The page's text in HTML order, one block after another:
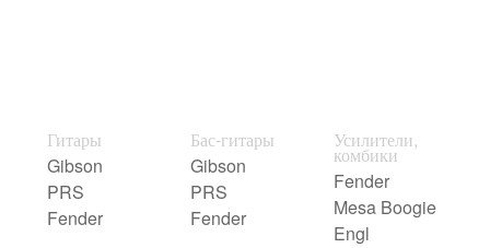
Гитары
Gibson
PRS
Fender
Бас-гитары
Gibson
PRS
Fender
Усилители,
комбики
Fender
Mesa Boogie
Engl